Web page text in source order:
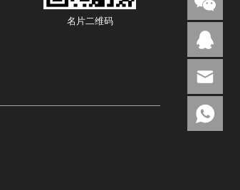
名片二维码